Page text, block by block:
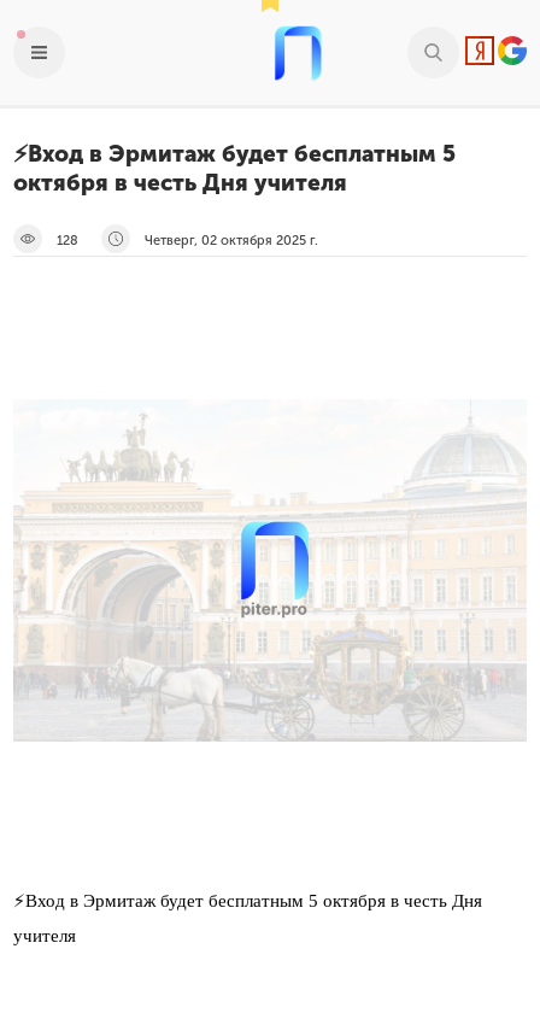
⚡️Вход в Эрмитаж будет бесплатным 5
октября в честь Дня учителя
128 Четверг, 02 октября 2025 г.
⚡️Вход в Эрмитаж будет бесплатным 5 октября в честь Дня